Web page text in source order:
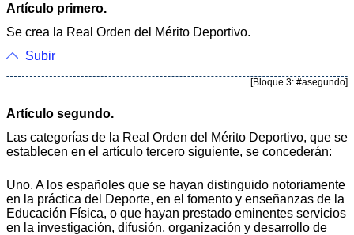
Artículo primero.
Se crea la Real Orden del Mérito Deportivo.
Subir
[Bloque 3: #asegundo]
Artículo segundo.
Las categorías de la Real Orden del Mérito Deportivo, que se
establecen en el artículo tercero siguiente, se concederán:
Uno. A los españoles que se hayan distinguido notoriamente
en la práctica del Deporte, en el fomento y enseñanzas de la
Educación Física, o que hayan prestado eminentes servicios
en la investigación, difusión, organización y desarrollo de